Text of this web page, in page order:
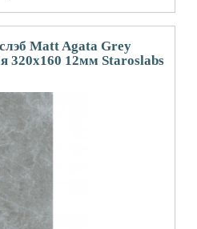
Matt Agata Grey
320x160 12мм Staroslabs